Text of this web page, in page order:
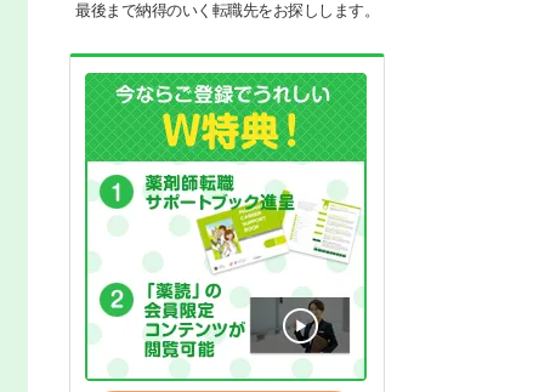
最後まで納得のいく転職先をお探しします。